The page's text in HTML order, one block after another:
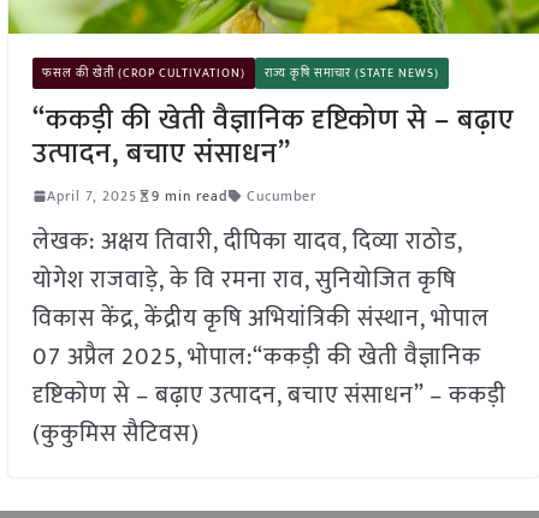
फसल की खेती (CROP CULTIVATION) राज्य कृषि समाचार (STATE NEWS)
“ककड़ी की खेती वैज्ञानिक दृष्टिकोण से – बढ़ाए
उत्पादन, बचाए संसाधन”
April 7, 2025 9 min read Cucumber
लेखक: अक्षय तिवारी, दीपिका यादव, दिव्या राठोड,
योगेश राजवाड़े, के वि रमना राव, सुनियोजित कृषि
विकास केंद्र, केंद्रीय कृषि अभियांत्रिकी संस्थान, भोपाल
07 अप्रैल 2025, भोपाल:“ककड़ी की खेती वैज्ञानिक
दृष्टिकोण से – बढ़ाए उत्पादन, बचाए संसाधन” – ककड़ी
(कुकुमिस सैटिवस)